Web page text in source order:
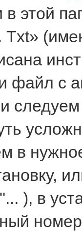
в этой
Txt»
файл с
в
), в